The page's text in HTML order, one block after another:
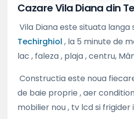
Cazare Vila Diana din
Vila Diana este situata langa
Techirghiol , la 5 minute de
lac , faleza , plaja , centru,
Constructia este noua
de baie proprie , aer
mobilier nou , tv lcd si frigider